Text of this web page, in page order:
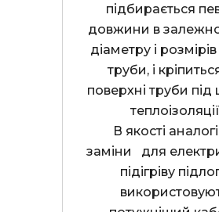
підбирається
довжини в
діаметру і
труби, і
поверхні труби
заміни   для
підігріву